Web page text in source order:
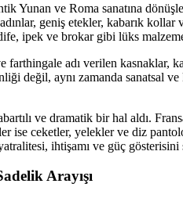
Yunan ve Roma sanatına
geniş etekler, kabarık
ipek ve brokar gibi lüks
farthingale adı verilen
değil, aynı zamanda sanatsal
ve dramatik bir hal aldı.
ise ceketler, yelekler ve diz
ihtişamı ve güç
Arayışı